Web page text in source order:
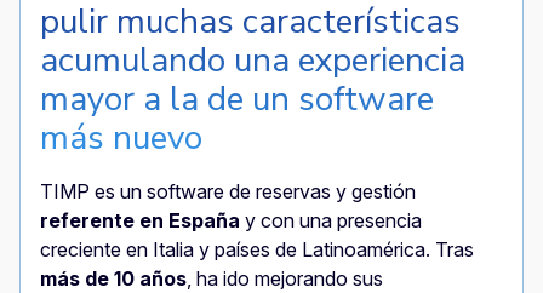
pulir muchas características
acumulando una experiencia
mayor a la de un software
más nuevo
TIMP es un software de reservas y gestión
referente en España y con una presencia
creciente en Italia y países de Latinoamérica. Tras
más de 10 años , ha ido mejorando sus